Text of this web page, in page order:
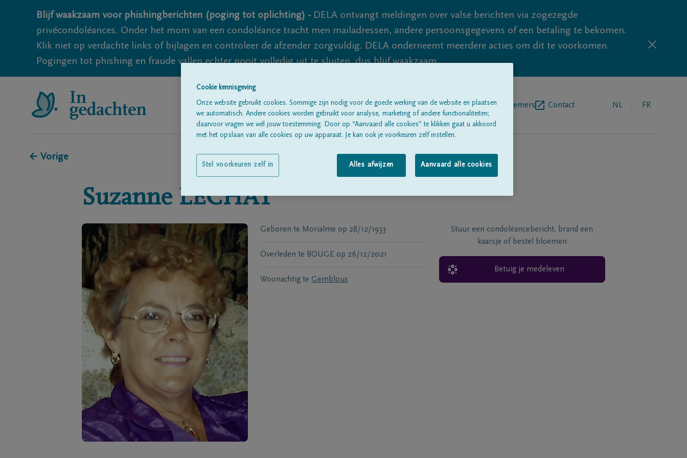
Blijf waakzaam voor phishingberichten (poging tot oplichting) - DELA ontvangt meldingen over valse berichten via zogezegde
privécondoléances. Onder het mom van een condoléance tracht men mailadressen, andere persoonsgegevens of een betaling te bekomen.
Klik niet op verdachte links of bijlagen en controleer de afzender zorgvuldig. DELA onderneemt meerdere acties om dit te voorkomen.
Pogingen tot phishing en fraude vallen echter nooit volledig uit te sluiten, dus blijf waakzaam.
Alle rouwberichtenOver onsBegrafenisondernemers Contact NL FR
← Vorige
Suzanne LECHAT
Geboren te Morialme op 28/12/1933
Overleden te BOUGE op 26/12/2021
Woonachtig te Gembloux
Stuur een condoléancebericht, brand een
kaarsje of bestel bloemen
Betuig je medeleven
Cookie kennisgeving
Onze website gebruikt cookies. Sommige zijn nodig voor de goede werking van de website en plaatsen
we automatisch. Andere cookies worden gebruikt voor analyse, marketing of andere functionaliteiten;
daarvoor vragen we wél jouw toestemming. Door op “Aanvaard alle cookies” te klikken gaat u akkoord
met het opslaan van alle cookies op uw apparaat. Je kan ook je voorkeuren zelf instellen.
Alles afwijzen Aanvaard alle cookies
Stel voorkeuren zelf in